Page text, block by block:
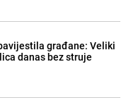
građane: Veliki
danas bez struje